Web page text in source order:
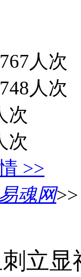
人次
人次
次
次
>>
易魂网
立显